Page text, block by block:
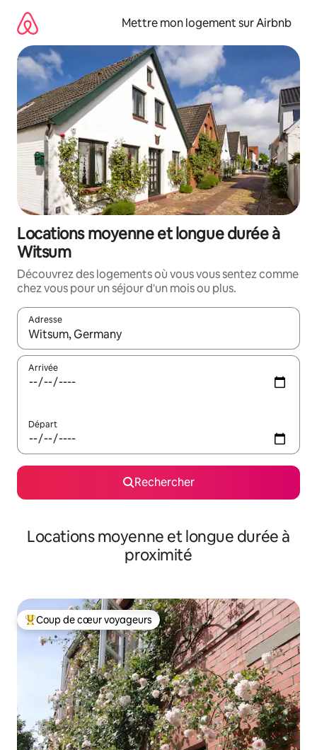
directement
contenu
Mettre mon logement sur Airbnb
Locations moyenne et longue durée à
Witsum
Découvrez des logements où vous vous sentez comme
chez vous pour un séjour d'un mois ou plus.
Adresse
Lorsque les résultats s'affichent, utilisez les flèches vers le
Arrivée
Départ
Rechercher
Locations moyenne et longue durée à
proximité
Coups de cœur voyageurs les plus appréciés
Coup de cœur voyageurs